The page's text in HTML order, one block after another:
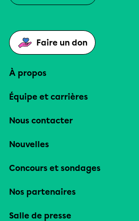
Faire un don
À propos
Équipe et carrières
Nous contacter
Nouvelles
Concours et sondages
Nos partenaires
Salle de presse